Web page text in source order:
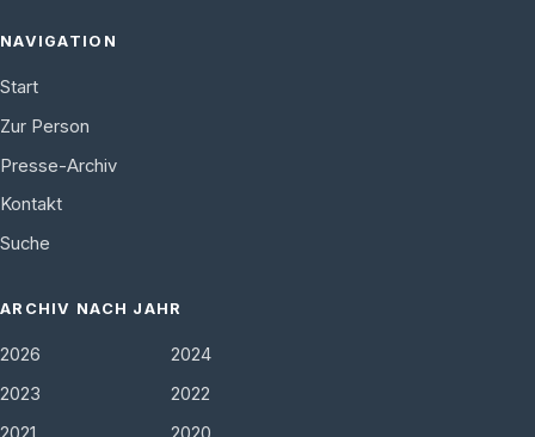
NAVIGATION
Start
Zur Person
Presse-Archiv
Kontakt
Suche
ARCHIV NACH JAHR
2026
2024
2023
2022